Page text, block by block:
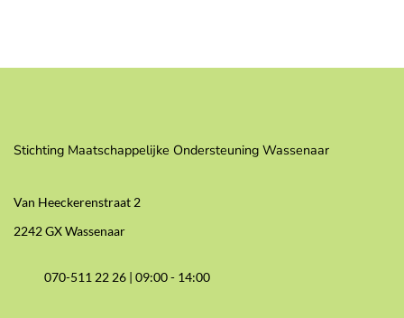
Stichting Maatschappelijke Ondersteuning Wassenaar
Van Heeckerenstraat 2
2242 GX Wassenaar
070-511 22 26 |09:00 - 14:00